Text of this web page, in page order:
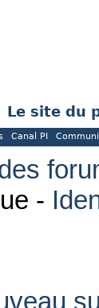
Le site du
Canal PI
-